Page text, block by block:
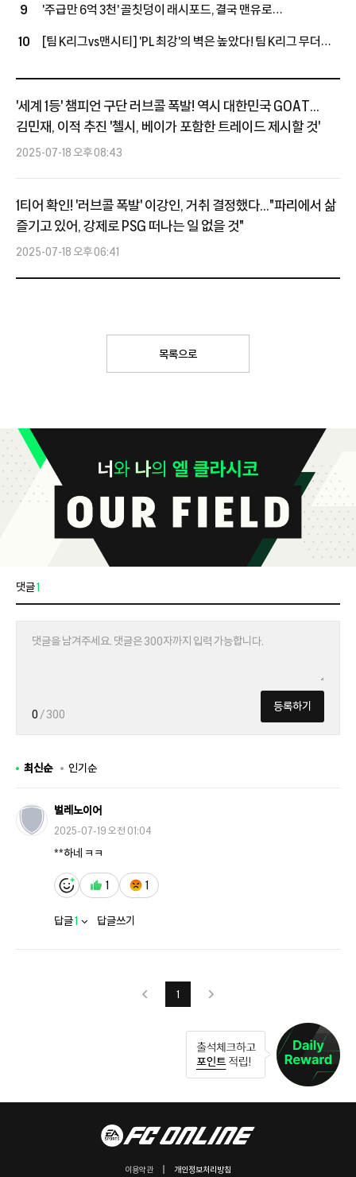
9
'주급만 6억 3천' 골칫덩이 래시포드, 결국 맨유로
10
[팀 K리그vs맨시티] 'PL 최강'의 벽은 높았다! 팀 K리그 무더위
'세계 1등' 챔피언 구단 러브콜 폭발! 역시 대한민국 GOAT...
김민재, 이적 추진 '첼시, 베이가 포함한 트레이드 제시할 것'
2025-07-18 오후 08:43
1티어 확인! '러브콜 폭발' 이강인, 거취 결정했다..."파리에서 삶
즐기고 있어, 강제로 PSG 떠나는 일 없을 것"
2025-07-18 오후 06:41
목록으로
댓글1
0 / 300
등록하기
최신순 인기순
벌레노이어
2025-07-19 오전 01:04
**하네 ㅋㅋ
1 1
답글1 답글쓰기
1
이용약관 개인정보처리방침